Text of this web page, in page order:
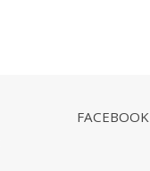
FACEBOOK